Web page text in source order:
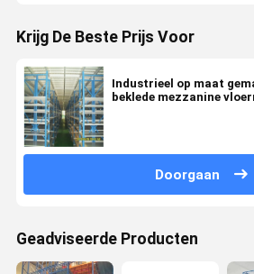
Krijg De Beste Prijs Voor
Industrieel op maat
beklede mezzanine
Doorgaan
Geadviseerde Producten